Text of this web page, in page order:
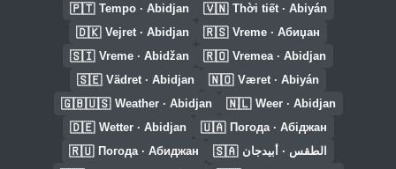
🇵🇹 Tempo · Abidjan 🇻🇳 Thời tiết · Abiyán
🇩🇰 Vejret · Abidjan 🇷🇸 Vreme · Абиџан
🇸🇮 Vreme · Abidžan 🇷🇴 Vremea · Abidjan
🇸🇪 Vädret · Abidjan 🇳🇴 Været · Abiyán
🇬🇧🇺🇸 Weather · Abidjan 🇳🇱 Weer · Abidjan
🇩🇪 Wetter · Abidjan 🇺🇦 Погода · Абіджан
🇷🇺 Погода · Абиджан 🇸🇦 الطقس · أبيدجان